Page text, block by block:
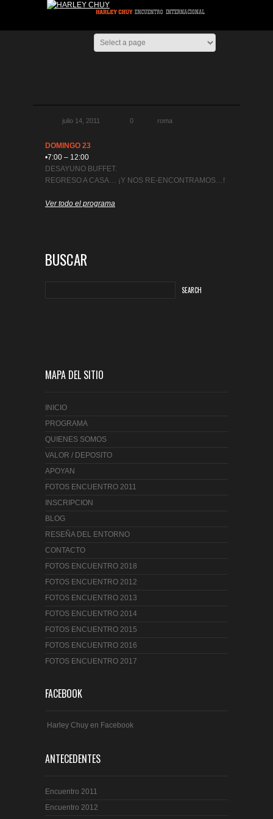
julio 14, 2011 0 roma
DOMINGO 23
•7:00 – 12:00
DESAYUNO BUFFET.
REGRESO A CASA… ¡Y NOS RE-ENCONTRAMOS…!
Ver todo el programa
BUSCAR
MAPA DEL SITIO
INICIO
PROGRAMA
QUIENES SOMOS
VALOR / DEPOSITO
APOYAN
FOTOS ENCUENTRO 2011
INSCRIPCION
BLOG
RESEÑA DEL ENTORNO
CONTACTO
FOTOS ENCUENTRO 2018
FOTOS ENCUENTRO 2012
FOTOS ENCUENTRO 2013
FOTOS ENCUENTRO 2014
FOTOS ENCUENTRO 2015
FOTOS ENCUENTRO 2016
FOTOS ENCUENTRO 2017
FACEBOOK
Harley Chuy en Facebook
ANTECEDENTES
Encuentro 2011
Encuentro 2012